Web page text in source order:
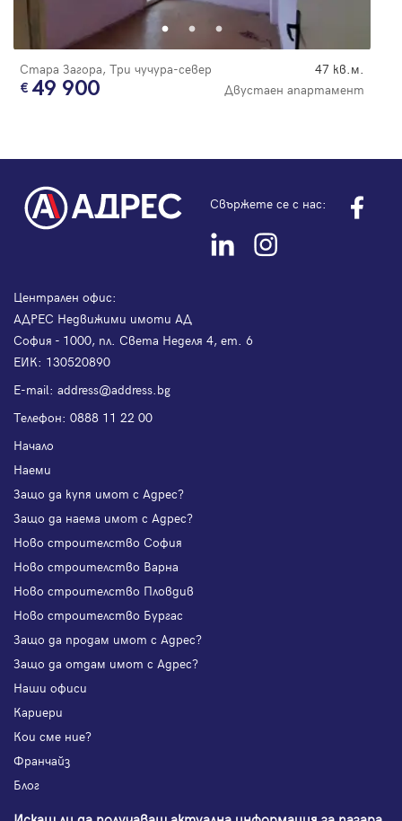
Стара Загора, Три чучура-север 47 кв.м.
49 900 Двустаен апартамент
Свържете се с нас:
Централен офис:
АДРЕС Недвижими имоти АД
София - 1000, пл. Света Неделя 4, ет. 6
ЕИК: 130520890
Е-mail: address@address.bg
Телефон: 0888 11 22 00
Начало
Наеми
Защо да купя имот с Адрес?
Защо да наема имот с Адрес?
Ново строителство София
Ново строителство Варна
Ново строителство Пловдив
Ново строителство Бургас
Защо да продам имот с Адрес?
Защо да отдам имот с Адрес?
Наши офиси
Кариери
Кои сме ние?
Франчайз
Блог